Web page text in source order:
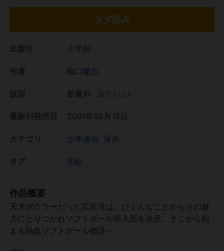
タダ読み
小学館
橋口隆志
新書判
2001年05月18日
少年漫画 漫画
完結
作品概要
天才ボウラーだった広沢滝は、ひょんなことからその魅
力にとりつかれソフトボール部入部を決意。そこから始
まる熱血ソフトボール物語--